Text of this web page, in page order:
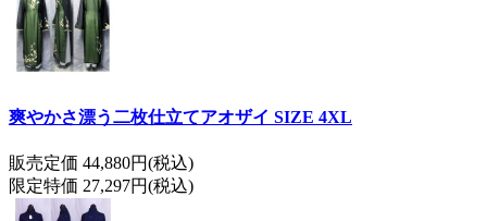
爽やかさ漂う二枚仕立てアオザイ SIZE 4XL
販売定価 44,880円(税込)
限定特価 27,297円(税込)